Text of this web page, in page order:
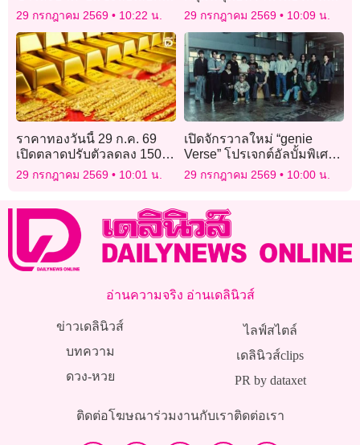
บอร์ดประกันสังคม
29 กรกฎาคม 2569 10:22 น.
โดรนโจมตีฐานพลังงาน
29 กรกฎาคม 2569 10:09 น.
ราคาทองวันนี้ 29 ก.ค. 69
เปิดตลาดปรับตัวลดลง 150
บาท
29 กรกฎาคม 2569 10:01 น.
เปิดจักรวาลใหม่ “genie
Verse” โปรเจกต์อัลบั้มพิเศษ
ชวนศิลปินรุ่นใหม่ตีความ
เพลงฮิตในตำนาน
29 กรกฎาคม 2569 10:00 น.
อ่านความจริง อ่านเดลินิวส์
ข่าวเดลินิวส์
บทความ
ดวง-หวย
ไลฟ์สไตล์
เดลินิวส์clips
PR by dataxet
ติดต่อโฆษณาร่วมงานกับเราติดต่อเรา